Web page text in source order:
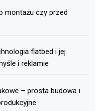
montażu czy przed
flatbed i jej
i reklamie
– prosta budowa i